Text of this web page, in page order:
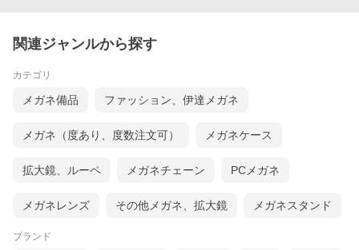
関連ジャンルから探す
カテゴリ
メガネ備品 ファッション、伊達メガネ
メガネ（度あり、度数注文可） メガネケース
拡大鏡、ルーペ メガネチェーン PCメガネ
メガネレンズ その他メガネ、拡大鏡 メガネスタンド
ブランド